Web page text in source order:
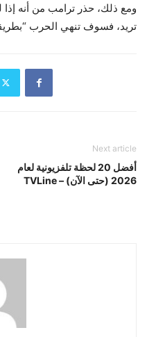
ومع ذلك، حذر ترامب من أنه
تريد، فسوف تنهي الحرب
Next article
أفضل 20 لحظة تلفزيونية لعام
2026 (حتى الآن) – TVLine